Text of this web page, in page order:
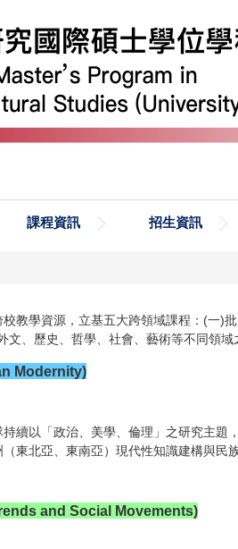
課程資訊 招生資訊
教學資源，立基五大跨領域課程：(一)
、歷史、哲學、社會、藝術等不同領
Modernity)
續以「政治、美學、倫理」之研究主
東北亞、東南亞）現代性知識建構與民
and Social Movements)